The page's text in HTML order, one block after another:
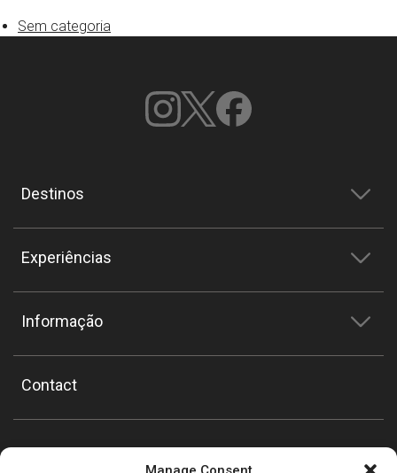
Sem categoria
Destinos
Experiências
Informação
Contact